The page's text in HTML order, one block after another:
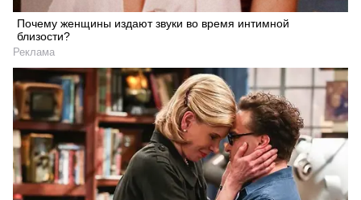
Почему женщины издают звуки во время интимной
близости?
Реклама